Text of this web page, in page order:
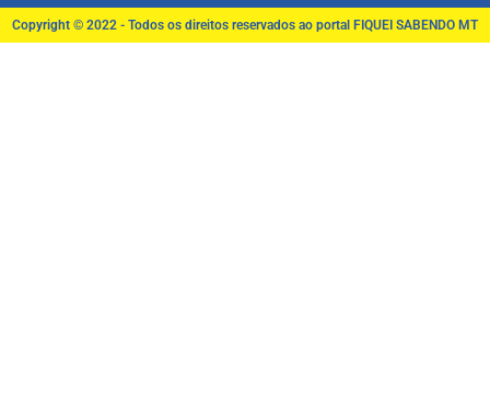
Copyright © 2022 - Todos os direitos reservados ao portal FIQUEI SABENDO MT